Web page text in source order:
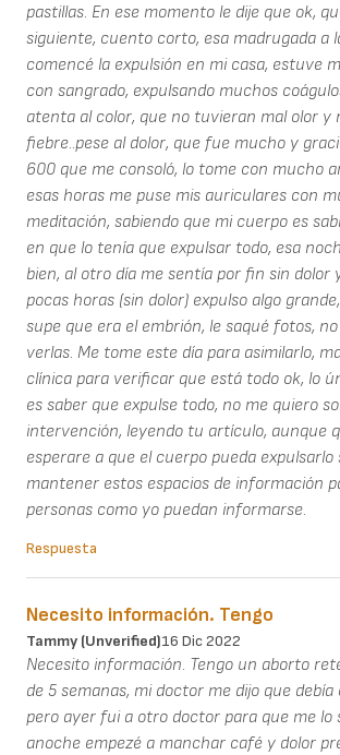
pastillas. En ese momento le dije que ok,
siguiente, cuento corto, esa madrugada a
comencé la expulsión en mi casa, estuve
con sangrado, expulsando muchos
atenta al color, que no tuvieran mal olor y
fiebre..pese al dolor, que fue mucho y
600 que me consoló, lo tome con mucho
esas horas me puse mis auriculares con
meditación, sabiendo que mi cuerpo es
en que lo tenía que expulsar todo, esa
bien, al otro día me sentía por fin sin dolor
pocas horas (sin dolor) expulso algo
supe que era el embrión, le saqué fotos,
verlas. Me tome este día para asimilarlo,
clínica para verificar que está todo ok, lo
es saber que expulse todo, no me quiero
intervención, leyendo tu artículo, aunque
esperare a que el cuerpo pueda expulsarlo
mantener estos espacios de información
personas como yo puedan informarse.
Respuesta
Necesito información. Tengo
Tammy (unverified)16 Dic 2022
Necesito información. Tengo un aborto
de 5 semanas, mi doctor me dijo que debía
pero ayer fui a otro doctor para que me lo
anoche empezé a manchar café y dolor